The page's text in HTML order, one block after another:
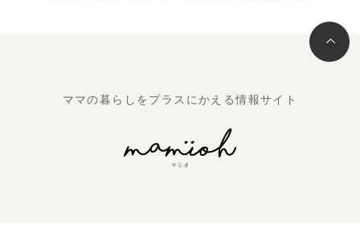
ママの暮らしをプラスにかえる情報サイト